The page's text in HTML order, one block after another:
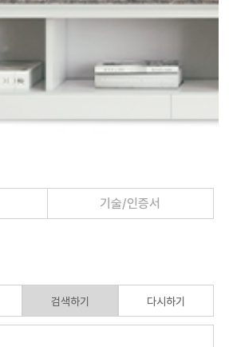
기술/인증서
검색하기 다시하기